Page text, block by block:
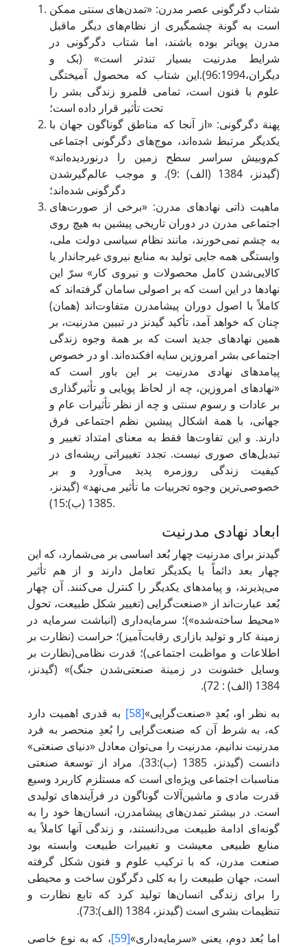
شتاب دگرگونی عصر مدرن: «تمدن‌های سنتی ممکن
است به گونة چشمگیری از نظام‌های دیگر ماقبل
مدرن پویاتر بوده باشند، اما شتاب دگرگونی در
شرایط مدرنیت بسیار تندتر است» (بک و
دیگران،96:1994).این شتاب که محصول آمیختگی
علوم با فنون است، تمامی قلمرو زندگی بشر را
تحت تأثیر قرار داده است؛
پهنة دگرگونی: «از آنجا که مناطق گوناگون جهان با
یکدیگر مرتبط شده‌اند، موج‌های دگرگونی اجتماعی
کم‌وبیش سراسر سطح زمین را درنوردیده‌اند»
(گیدنز، 1384 (الف) :9). و موجب عالم‌گیرشدن
دگرگونی شده‌اند؛
ماهیت ذاتی نهادهای مدرن: «برخی از صورت‌های
اجتماعی مدرن در دوران تاریخی پیشین به هیچ روی
به چشم نمی‌خورند، مانند نظام سیاسی دولت ملی،
وابستگی همه جایی تولید به منابع نیروی غیرجاندار یا
کالایی‌شدن کامل محصولات و نیروی کار» سرّ این
نهادها در این است که بر اصولی سامان گرفته‌اند که
کاملاً با اصول دوران پیشامدرن متفاوت‌اند (همان)
چنان که خواهد آمد، تأکید گیدنز در تبیین مدرنیت، بر
همین نهادهای جدید است که بر همة وجوه زندگی
اجتماعی بشر امروزین سایه افکنده‌اند. او در خصوص
پیامدهای نهادی مدرنیت بر این باور است که
«نهادهای امروزین، چه از لحاظ پویایی و تأثیرگذاری
بر عادات و رسوم سنتی و چه از نظر تأثیرات عام و
جهانی، با همة اشکال پیشین نظم اجتماعی فرق
دارند. و این تفاوت‌ها فقط به معنای امتداد تغییر و
تبدیل‌های صوری نیست. تجدد تغییراتی ریشه‌ای در
کیفیت زندگی روزمره پدید می‌آورد و بر
خصوصی‌ترین وجوه تجربیات ما تأثیر می‌نهد» (گیدنز،
1385 (ب):15).
ابعاد نهادی مدرنیت
گیدنز برای مدرنیت چهار بُعد اساسی بر می‌شمارد، که این
چهار بعد دائماً با یکدیگر تعامل دارند و از هم تأثیر
می‌پذیرند، و پیامدهای یکدیگر را کنترل می‌کنند. آن چهار
بُعد عبارت‌اند از «صنعت‌گرایی (تغییر شکل طبیعت، تحول
«محیط ساخته‌شده»)؛ سرمایه‌داری (انباشت سرمایه در
زمینة کار و تولید بازاری رقابت‌آمیز)؛ حراست (نظارت بر
اطلاعات و مواظبت اجتماعی)؛ قدرت نظامی(نظارت بر
وسایل خشونت در زمینة صنعتی‌شدن جنگ)» (گیدنز،
1384 (الف) : 72).
به نظر او، بُعدِ «صنعت‌گرایی»[58]
به قدری اهمیت دارد
که، به شرط آن که صنعت‌گرایی را بُعدِ منحصر به فرد
مدرنیت ندانیم، مدرنیت را می‌توان معادل «دنیای صنعتی»
دانست (گیدنز، 1385 (ب):33). مراد از توسعة صنعتی
مناسبات اجتماعی ویژه‌ای است که مستلزم کاربرد وسیع
قدرت مادی و ماشین‌آلات گوناگون در فرآیندهای تولیدی
است. در بیشتر تمدن‌های پیشامدرن، انسان‌ها خود را به
گونه‌ای ادامة طبیعت می‌دانستند، و زندگی آنها کاملاً به
منابع طبیعی معیشت و تغییرات طبیعت وابسته بود
صنعت مدرن، که با ترکیب علوم و فنون شکل گرفته
است، جهان طبیعت را به کلی دگرگون ساخت و محیطی
را برای زندگی انسان‌ها تولید کرد که تابع نظارت و
تنظیمات بشری است (گیدنز، 1384 (الف):73).
اما بُعد دوم، یعنی «سرمایه‌داری»[59]
، که به نوع خاصی